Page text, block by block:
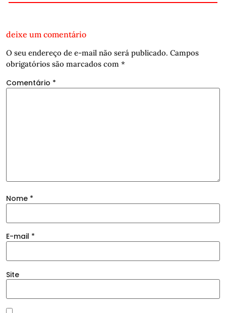
deixe um comentário
O seu endereço de e-mail não será publicado. Campos
obrigatórios são marcados com *
Comentário *
Nome *
E-mail *
Site